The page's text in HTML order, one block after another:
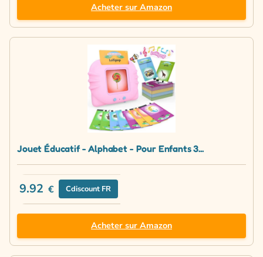
Acheter sur Amazon
Jouet Éducatif - Alphabet - Pour Enfants 3...
9.92 € Cdiscount FR
Acheter sur Amazon